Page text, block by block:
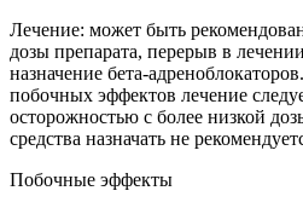
Лечение: может быть
дозы препарата, перерыв в
назначение бета-
побочных эффектов лечение
осторожностью с более низкой
средства назначать не
Побочные эффекты